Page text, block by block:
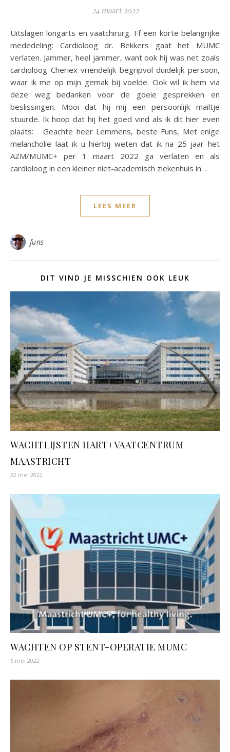
24 maart 2022
Uitslagen longarts en vaatchirurg. Ff een korte belangrijke
mededeling: Cardioloog dr. Bekkers gaat het MUMC
verlaten. Jammer, heel jammer, want ook hij was net zoals
cardioloog Cheriex vriendelijk begripvol duidelijk persoon,
waar ik me op mijn gemak bij voelde. Ook wil ik hem via
deze weg bedanken voor de goeie gesprekken en
beslissingen. Mooi dat hij mij een persoonlijk mailtje
stuurde. Ik hoop dat hij het goed vind als ik dit hier even
plaats: Geachte heer Lemmens, beste Funs, Met enige
melancholie laat ik u hierbij weten dat ik na 25 jaar het
AZM/MUMC+ per 1 maart 2022 ga verlaten en als
cardioloog in een kleiner niet-academisch ziekenhuis in…
LEES MEER
funs
DIT VIND JE MISSCHIEN OOK LEUK
WACHTLIJSTEN HART+VAATCENTRUM
MAASTRICHT
22 mei 2022
WACHTEN OP STENT-OPERATIE MUMC
6 mei 2022